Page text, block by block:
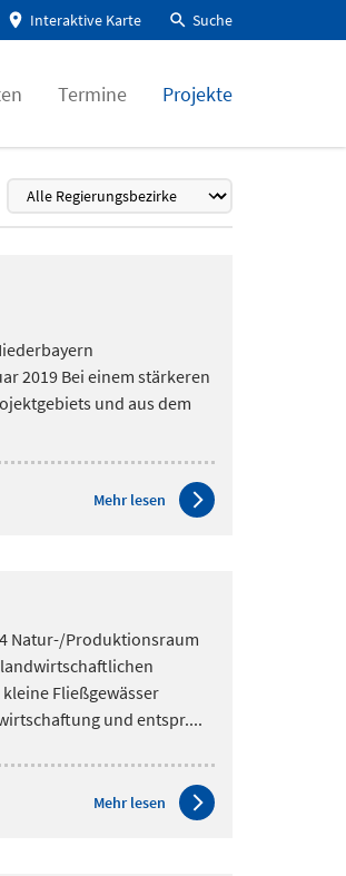
Interaktive Karte Suche
Termine Projekte
2019 Bei einem stärkeren
und aus dem
Mehr lesen
Natur-/Produktionsraum
Fließgewässer
und entspr....
Mehr lesen